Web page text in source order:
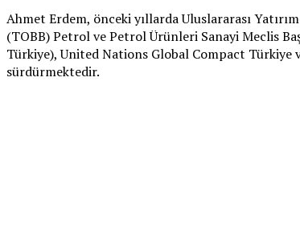
Ahmet Erdem, önceki yıllarda Uluslararası
(TOBB) Petrol ve Petrol Ürünleri Sanayi Meclis
Türkiye), United Nations Global Compact Türkiye
sürdürmektedir.